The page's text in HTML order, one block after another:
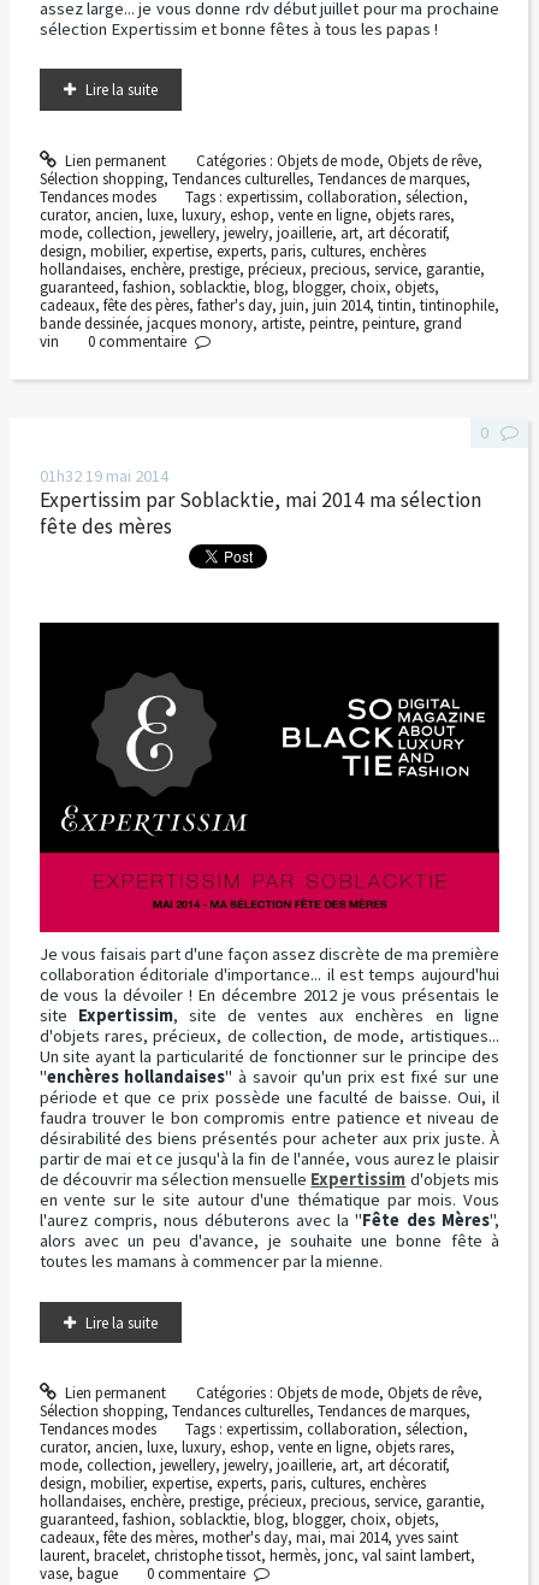
assez large... je vous donne rdv début juillet pour ma prochaine
sélection Expertissim et bonne fêtes à tous les papas !
Lire la suite
Lien permanent Catégories : Objets de mode, Objets de rêve,
Sélection shopping, Tendances culturelles, Tendances de marques,
Tendances modes
Tags :expertissim,collaboration,sélection,
curator, ancien, luxe, luxury, eshop, vente en ligne, objets rares,
mode, collection, jewellery, jewelry, joaillerie, art, art décoratif,
design, mobilier, expertise, experts, paris, cultures, enchères
hollandaises, enchère, prestige, précieux, precious, service, garantie,
guaranteed, fashion, soblacktie, blog, blogger, choix, objets,
cadeaux, fête des pères, father's day, juin, juin 2014, tintin, tintinophile,
bande dessinée, jacques monory, artiste, peintre, peinture, grand
vin
0commentaire
01h3219 mai 2014
Expertissim par Soblacktie, mai 2014 ma sélection
fête des mères
Je vous faisais part d'une façon assez discrète de ma première
collaboration éditoriale d'importance... il est temps aujourd'hui
de vous la dévoiler ! En décembre 2012 je vous présentais le
site Expertissim, site de ventes aux enchères en ligne
d'objets rares, précieux, de collection, de mode, artistiques...
Un site ayant la particularité de fonctionner sur le principe des
"enchères hollandaises" à savoir qu'un prix est fixé sur une
période et que ce prix possède une faculté de baisse. Oui, il
faudra trouver le bon compromis entre patience et niveau de
désirabilité des biens présentés pour acheter aux prix juste. À
partir de mai et ce jusqu'à la fin de l'année, vous aurez le plaisir
de découvrir ma sélection mensuelle Expertissim d'objets mis
en vente sur le site autour d'une thématique par mois. Vous
l'aurez compris, nous débuterons avec la "Fête des Mères",
alors avec un peu d'avance, je souhaite une bonne fête à
toutes les mamans à commencer par la mienne.
Lire la suite
Lien permanent Catégories : Objets de mode, Objets de rêve,
Sélection shopping, Tendances culturelles, Tendances de marques,
Tendances modes
Tags :expertissim,collaboration,sélection,
curator, ancien, luxe, luxury, eshop, vente en ligne, objets rares,
mode, collection, jewellery, jewelry, joaillerie, art, art décoratif,
design, mobilier, expertise, experts, paris, cultures, enchères
hollandaises, enchère, prestige, précieux, precious, service, garantie,
guaranteed, fashion, soblacktie, blog, blogger, choix, objets,
cadeaux, fête des mères, mother's day, mai, mai 2014, yves saint
laurent, bracelet, christophe tissot, hermès, jonc, val saint lambert,
vase, bague
0
0commentaire